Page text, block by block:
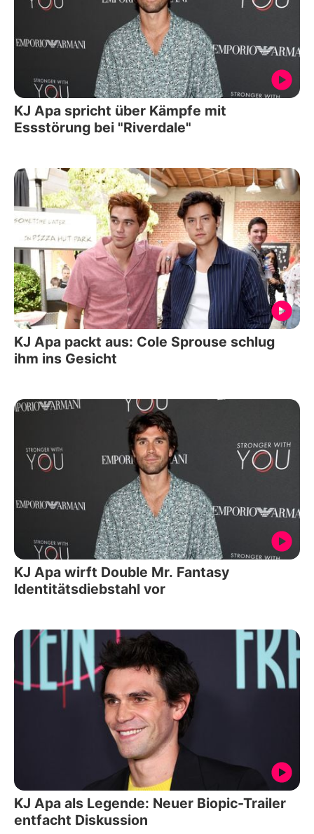
KJ Apa spricht über Kämpfe mit
Essstörung bei "Riverdale"
KJ Apa packt aus: Cole Sprouse schlug
ihm ins Gesicht
KJ Apa wirft Double Mr. Fantasy
Identitätsdiebstahl vor
KJ Apa als Legende: Neuer Biopic-Trailer
entfacht Diskussion